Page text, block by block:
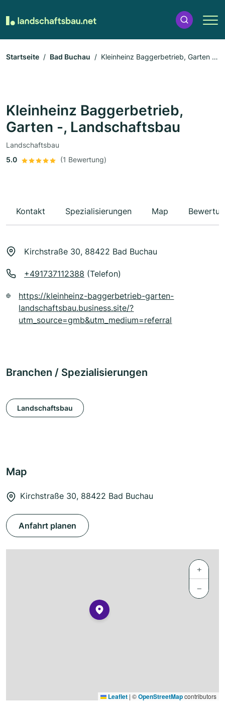
Startseite Bad Buchau
Kleinheinz Baggerbetrieb, Garten -,
Kleinheinz Baggerbetrieb,
Garten -, Landschaftsbau
Landschaftsbau
5.0
(1 Bewertung)
Kontakt Spezialisierungen Map
Kirchstraße 30, 88422 Bad Buchau
+491737112388 (Telefon)
https://kleinheinz-baggerbetrieb-garten-
landschaftsbau.business.site/?
utm_source=gmb&utm_medium=referral
Branchen / Spezialisierungen
Landschaftsbau
Map
Kirchstraße 30, 88422 Bad Buchau
Anfahrt planen
+
−
Leaflet | ©OpenStreetMapcontributors